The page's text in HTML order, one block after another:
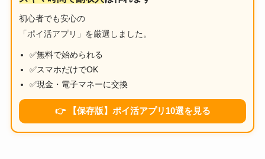
初心者でも安心の
「ポイ活アプリ」を厳選しました。
✅無料で始められる
✅スマホだけでOK
✅現金・電子マネーに交換
👉 【保存版】ポイ活アプリ10選を見る